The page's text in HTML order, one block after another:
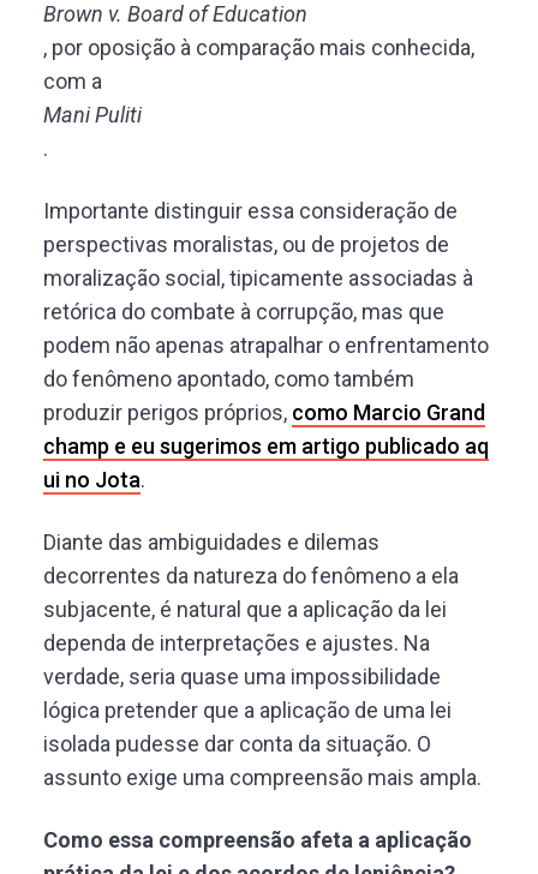
Brown v. Board of Education
, por oposição à comparação mais conhecida,
com a
Mani Puliti
.
Importante distinguir essa consideração de
perspectivas moralistas, ou de projetos de
moralização social, tipicamente associadas à
retórica do combate à corrupção, mas que
podem não apenas atrapalhar o enfrentamento
do fenômeno apontado, como também
produzir perigos próprios, como Marcio Grand
champ e eu sugerimos em artigo publicado aq
ui no Jota.
Diante das ambiguidades e dilemas
decorrentes da natureza do fenômeno a ela
subjacente, é natural que a aplicação da lei
dependa de interpretações e ajustes. Na
verdade, seria quase uma impossibilidade
lógica pretender que a aplicação de uma lei
isolada pudesse dar conta da situação. O
assunto exige uma compreensão mais ampla.
Como essa compreensão afeta a aplicação